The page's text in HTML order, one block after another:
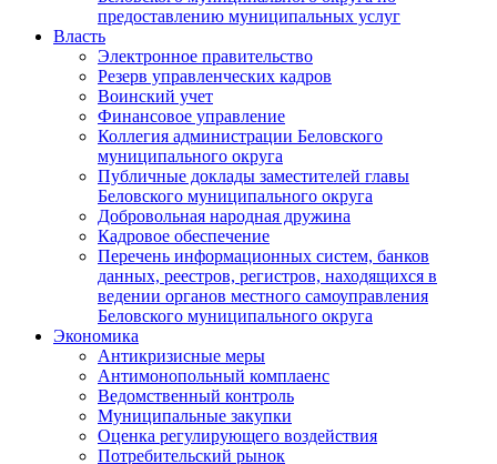
предоставлению муниципальных услуг
Власть
Электронное правительство
Резерв управленческих кадров
Воинский учет
Финансовое управление
Коллегия администрации Беловского
муниципального округа
Публичные доклады заместителей главы
Беловского муниципального округа
Добровольная народная дружина
Кадровое обеспечение
Перечень информационных систем, банков
данных, реестров, регистров, находящихся в
ведении органов местного самоуправления
Беловского муниципального округа
Экономика
Антикризисные меры
Антимонопольный комплаенс
Ведомственный контроль
Муниципальные закупки
Оценка регулирующего воздействия
Потребительский рынок